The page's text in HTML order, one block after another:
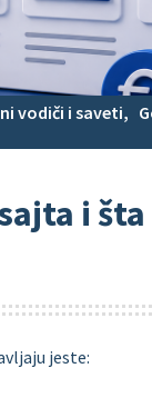
vodiči i saveti,
i
jeste: